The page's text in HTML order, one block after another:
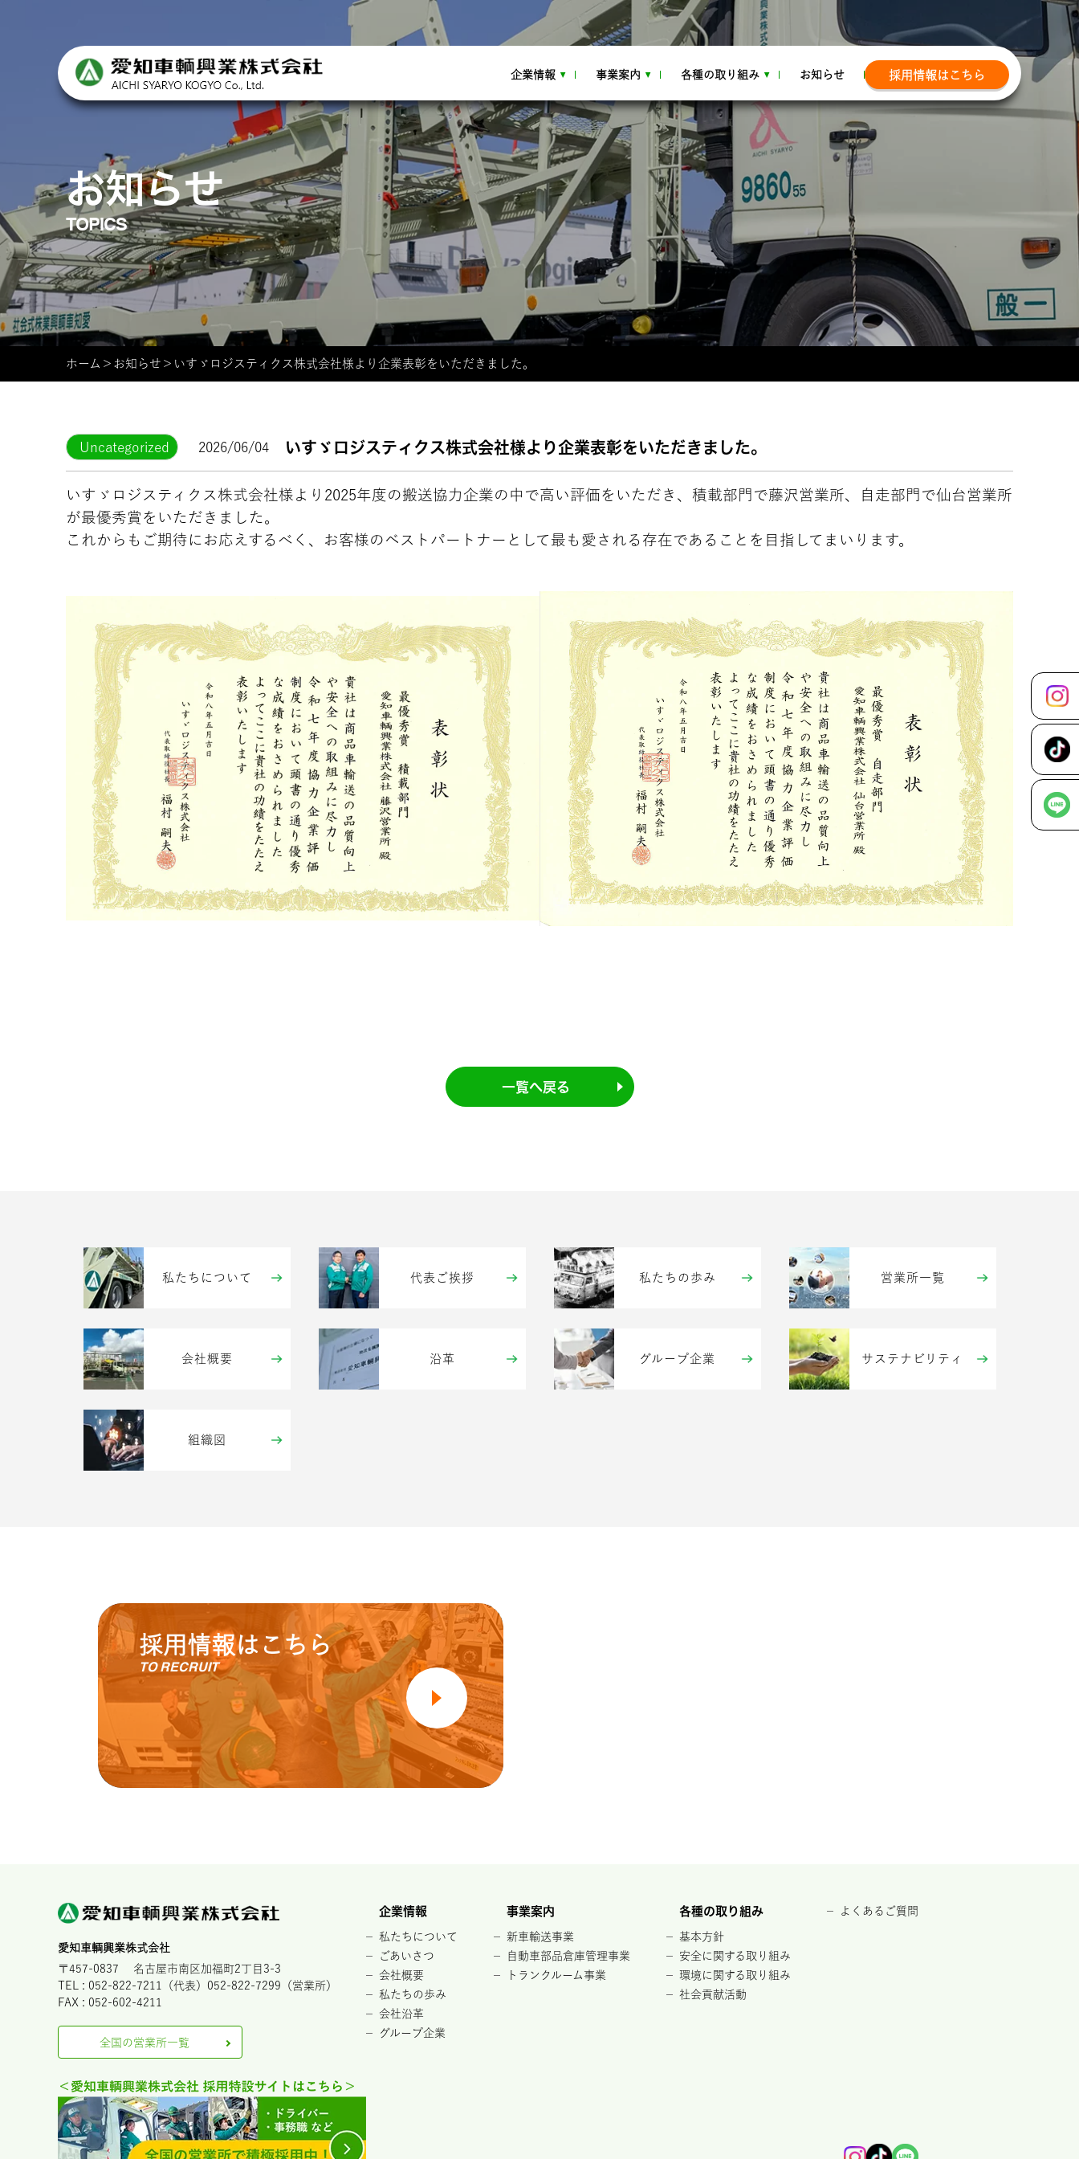
企業情報 事業案内 各種の取り組み お知らせ 採用情報はこちら
お知らせ
TOPICS
ホーム ＞ お知らせ ＞ いすゞロジスティクス株式会社様より企業表彰をいただきました。
Uncategorized 2026/06/04 いすゞロジスティクス株式会社様より企業表彰をいただきました。
いすゞロジスティクス株式会社様より2025年度の搬送協力企業の中で高い評価をいただき、積載部門で藤沢営業所、自走部門で仙台営業所
が最優秀賞をいただきました。
これからもご期待にお応えするべく、お客様のベストパートナーとして最も愛される存在であることを目指してまいります。
一覧へ戻る
私たちについて 代表ご挨拶 私たちの歩み 営業所一覧
会社概要 沿革 グループ企業 サステナビリティ
組織図
採用情報はこちら
TO RECRUIT
愛知車輌興業株式会社
〒457-0837 名古屋市南区加福町2丁目3-3
TEL : 052-822-7211（代表）052-822-7299（営業所）
FAX : 052-602-4211
全国の営業所一覧
企業情報
私たちについて
ごあいさつ
会社概要
私たちの歩み
会社沿革
グループ企業
事業案内
新車輸送事業
自動車部品倉庫管理事業
トランクルーム事業
各種の取り組み
基本方針
安全に関する取り組み
環境に関する取り組み
社会貢献活動
よくあるご質問